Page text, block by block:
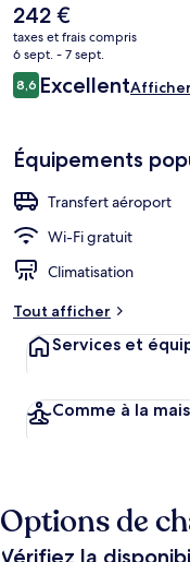
Le
prix
actuel
est
de
242 €
taxes et frais compris
6 sept. - 7 sept.
Avis
voyageurs
8,68,6 sur 10
ExcellentAfficher
Équipements
Transfert aéroport
Wi-Fi gratuit
Climatisation
Tout afficher
Services et
Comme à la
Options de
Vérifiez la